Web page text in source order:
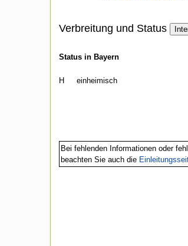
Verbreitung und Status
Status in Bayern
H einheimisch
Bei fehlenden Informationen oder
beachten Sie auch die